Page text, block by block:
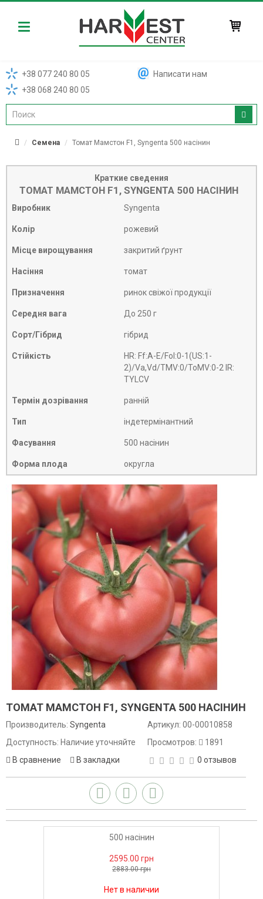
Harvest
+38 077 240 80 05
+38 068 240 80 05
Написати нам
Семена Томат Мамстон F1, Syngenta 500 насінин
Краткие сведения
ТОМАТ МАМСТОН F1, SYNGENTA 500 НАСІНИН
Виробник Syngenta
Колір рожевий
Місце вирощування закритий ґрунт
Насіння томат
Призначення ринок свіжої продукції
Середня вага До 250 г
Сорт/Гібрид гібрид
Стійкість
HR: Ff:A-E/Fol:0-1(US:1-
2)/Va,Vd/TMV:0/ToMV:0-2 IR:
TYLCV
Термін дозрівання ранній
Тип індетермінантний
Фасування 500 насінин
Форма плода округла
ТОМАТ МАМСТОН F1, SYNGENTA 500 НАСІНИН
Производитель: Syngenta
Доступность: Наличие уточняйте
В сравнение
В закладки
Артикул: 00-00010858
Просмотров:
1891
0 отзывов
500 насінин
2595.00 грн
2883.00 грн
Нет в наличии